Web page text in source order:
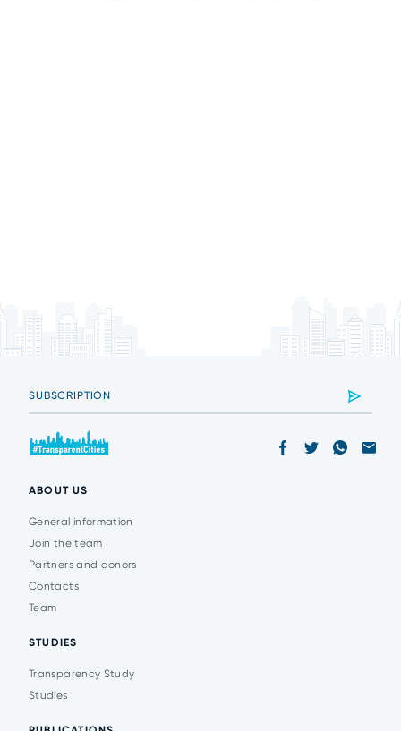
ABOUT US
General information
Join the team
Partners and donors
Contacts
Team
STUDIES
Transparency Study
Studies